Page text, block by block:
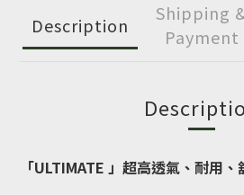
Description
Shipping
Payment
「ULTIMATE 」超高透氣、耐用、